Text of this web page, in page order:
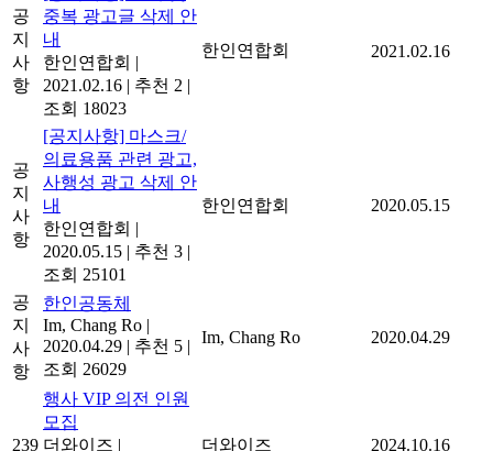
공
지
사
항
중복 광고글 삭제 안
내
한인연합회 |
2021.02.16 | 추천 2 |
조회 18023
한인연합회 2021.02.16
공
지
사
항
[공지사항] 마스크/
의료용품 관련 광고,
사행성 광고 삭제 안
내
한인연합회 |
2020.05.15 | 추천 3 |
조회 25101
한인연합회 2020.05.15
공
지
사
항
한인공동체
Im, Chang Ro |
2020.04.29 | 추천 5 |
조회 26029
Im, Chang Ro 2020.04.29
239
행사 VIP 의전 인원
모집
더와이즈 |
더와이즈 2024.10.16